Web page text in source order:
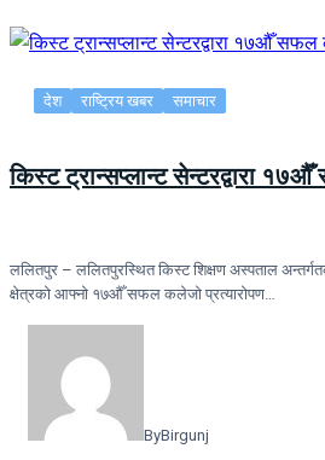
देश राष्ट्रिय खबर समाचार
किस्ट ट्रान्सप्लान्ट सेन्टरद्वारा
ललितपुर – ललितपुरस्थित किस्ट शिक्षण अस्पताल
क्षेत्रको आफ्नो १७औँ सफल कलेजो प्रत्यारोपण…
ByBirgunj